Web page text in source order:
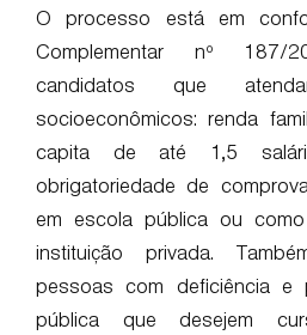
O processo está em
Complementar nº 187/
candidatos que
socioeconômicos: renda
capita de até 1,5
obrigatoriedade de
em escola pública ou
instituição privada.
pessoas com deficiência e
pública que desejem